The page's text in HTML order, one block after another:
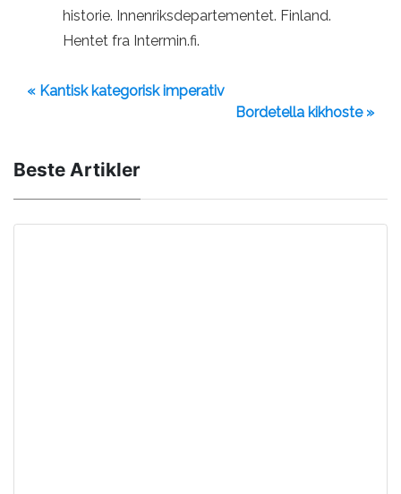
historie. Innenriksdepartementet. Finland.
Hentet fra Intermin.fi.
« Kantisk kategorisk imperativ
Bordetella kikhoste »
Beste Artikler